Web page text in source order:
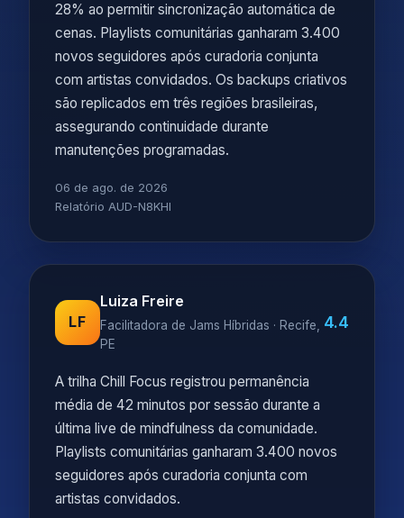
28% ao permitir sincronização automática de
cenas. Playlists comunitárias ganharam 3.400
novos seguidores após curadoria conjunta
com artistas convidados. Os backups criativos
são replicados em três regiões brasileiras,
assegurando continuidade durante
manutenções programadas.
06 de ago. de 2026
Relatório AUD-N8KHI
LF
Luiza Freire
Facilitadora de Jams Híbridas · Recife,
PE
4.4
A trilha Chill Focus registrou permanência
média de 42 minutos por sessão durante a
última live de mindfulness da comunidade.
Playlists comunitárias ganharam 3.400 novos
seguidores após curadoria conjunta com
artistas convidados.